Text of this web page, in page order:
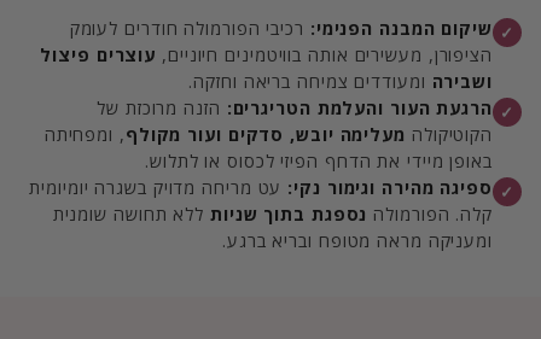
✓ שיקום המבנה הפנימי: רכיבי הפורמולה חודרים לעומק
הציפורן, מעשירים אותה בוויטמינים חיוניים, עוצרים פיצול
ושבירה ומעודדים צמיחה בריאה וחזקה.
✓ הרגעת העור והעלמת הטריגרים: הזנה מרוכזת של
הקוטיקולה מעלימה יובש, סדקים ועור מקולף, ומפחיתה
באופן מיידי את הדחף הפיזי לכסוס או לתלוש.
✓ ספיגה מהירה וגימור נקי: עט מריחה מדויק בשגרה יומיומית
קלה. הפורמולה נספגת בתוך שניות ללא תחושה שומנית
ומעניקה מראה מטופח ובריא ברגע.